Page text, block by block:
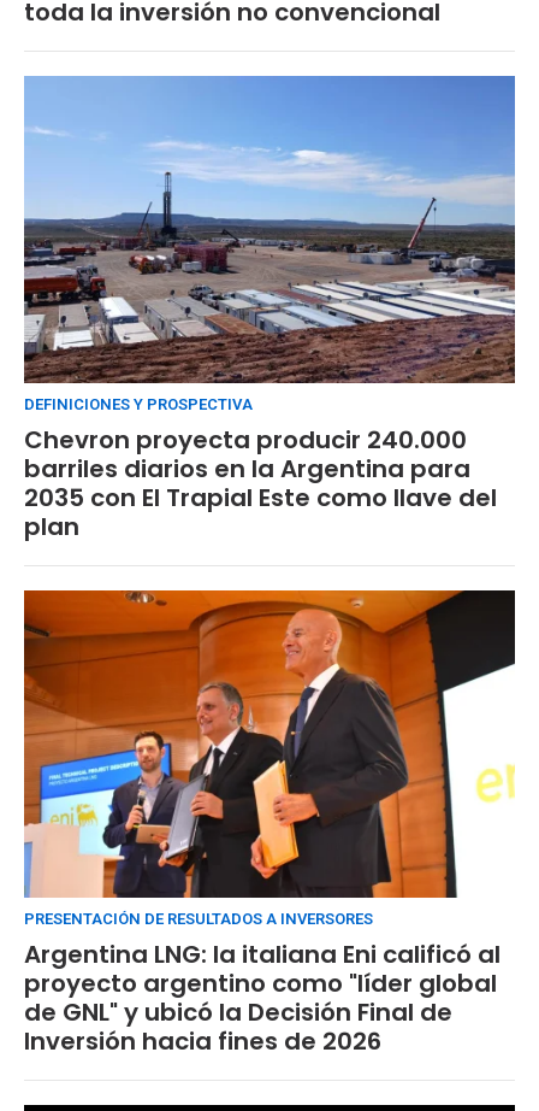
toda la inversión no convencional
DEFINICIONES Y PROSPECTIVA
Chevron proyecta producir 240.000
barriles diarios en la Argentina para
2035 con El Trapial Este como llave del
plan
PRESENTACIÓN DE RESULTADOS A INVERSORES
Argentina LNG: la italiana Eni calificó al
proyecto argentino como "líder global
de GNL" y ubicó la Decisión Final de
Inversión hacia fines de 2026